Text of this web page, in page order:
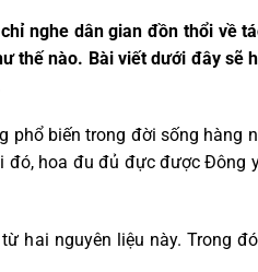
nghe dân gian đồn thổi về
thế nào. Bài viết dưới đây sẽ
biến trong đời sống hàng
hoa đu đủ đực được Đông
hai nguyên liệu này. Trong